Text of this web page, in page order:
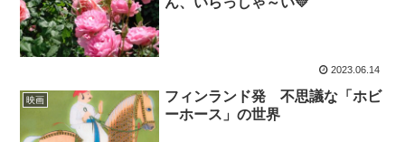
2023.06.14
映画
フィンランド発 不思議な「ホビ
ーホース」の世界